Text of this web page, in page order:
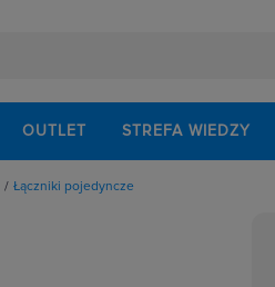
OUTLET STREFA WIEDZY
Łączniki pojedyncze